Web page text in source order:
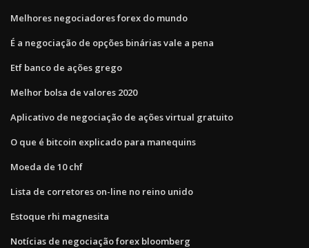
Melhores negociadores forex do mundo
É a negociação de opções binárias vale a pena
Etf banco de ações grego
Melhor bolsa de valores 2020
Aplicativo de negociação de ações virtual gratuito
O que é bitcoin explicado para manequins
Moeda de 10 chf
Lista de corretores on-line no reino unido
Estoque rhi magnesita
Notícias de negociação forex bloomberg